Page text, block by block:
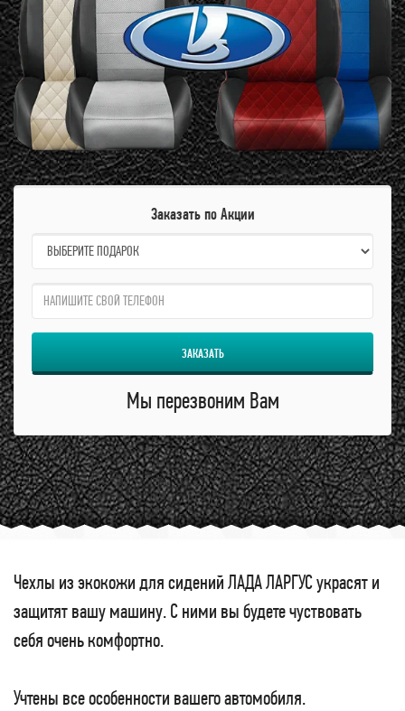
Заказать по Акции
name:
qzw:
ЗАКАЗАТЬ
Мы перезвоним Вам
Чехлы из экокожи для сидений ЛАДА ЛАРГУС украсят и
защитят вашу машину. С ними вы будете чуствовать
себя очень комфортно.
Учтены все особенности вашего автомобиля.